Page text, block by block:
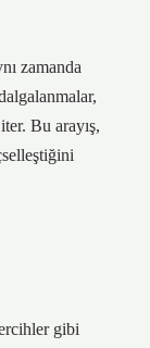
zamanda
Bu arayış,
gibi